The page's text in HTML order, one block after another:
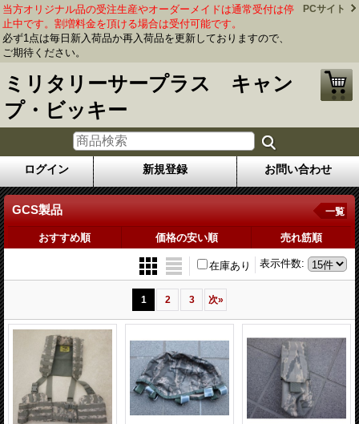
当方オリジナル品の受注生産やオーダーメイドは通常受付は停
止中です。割増料金を頂ける場合は受付可能です。
必ず1点は毎日新入荷品か再入荷品を更新しておりますので、
ご期待ください。
PCサイト
ミリタリーサープラス キャン
プ・ビッキー
ログイン 新規登録 お問い合わせ
GCS製品 一覧
おすすめ順 価格の安い順 売れ筋順
表示件数:
在庫あり
1 2 3 次»